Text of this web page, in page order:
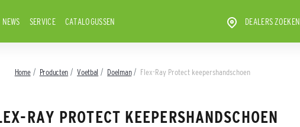
NEWS SERVICE CATALOGUSSEN DEALERS ZOEKEN
Home Producten Voetbal Doelman Flex-Ray Protect keepershandschoen
RAY PROTECT KEEPERSHANDSCHOEN